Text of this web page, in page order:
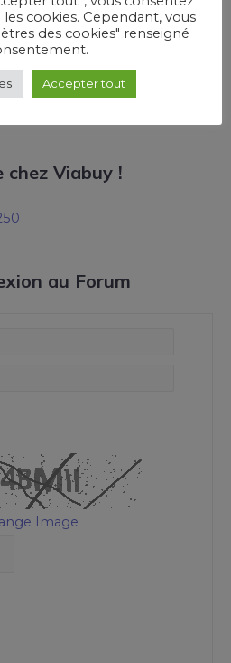
chez Viabuy !
au Forum
Image
les cookies. Cependant, vous
des cookies" renseigné
Accepter tout